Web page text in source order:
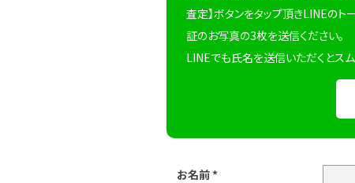
査定】ボタンをタップ頂きLINEの
証のお写真の3枚を送信ください。
LINEでも氏名を送信いただくとスム
お名前 *